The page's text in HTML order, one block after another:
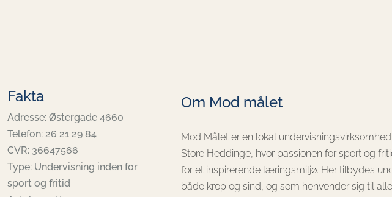
Fakta
Adresse: Østergade 4660
Telefon: 26 21 29 84
CVR: 36647566
Type: Undervisning inden for
sport og fritid
Om Mod målet
Mod Målet er en lokal
Store Heddinge, hvor passionen for sport og
for et inspirerende læringsmiljø. Her tilbydes
både krop og sind, og som henvender sig til